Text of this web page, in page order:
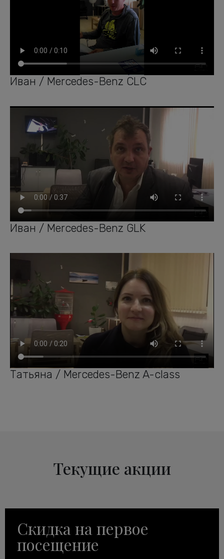
Иван / Mercedes-Benz CLC
Иван / Mercedes-Benz GLK
Татьяна / Mercedes-Benz A-class
Текущие акции
Скидка на первое
посещение